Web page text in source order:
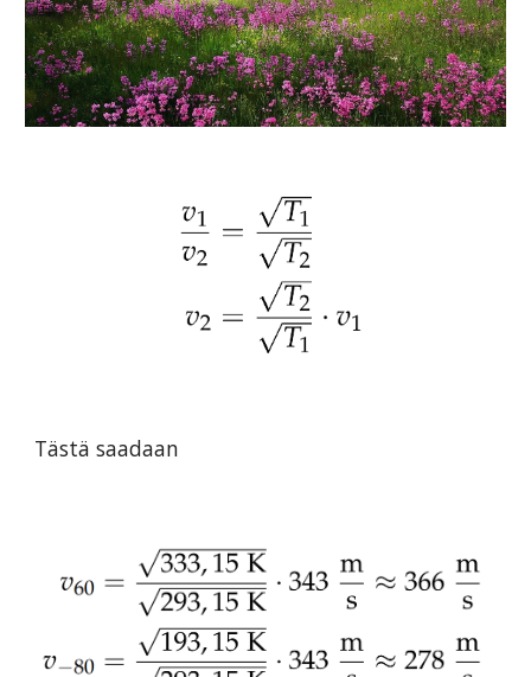
Tästä saadaan